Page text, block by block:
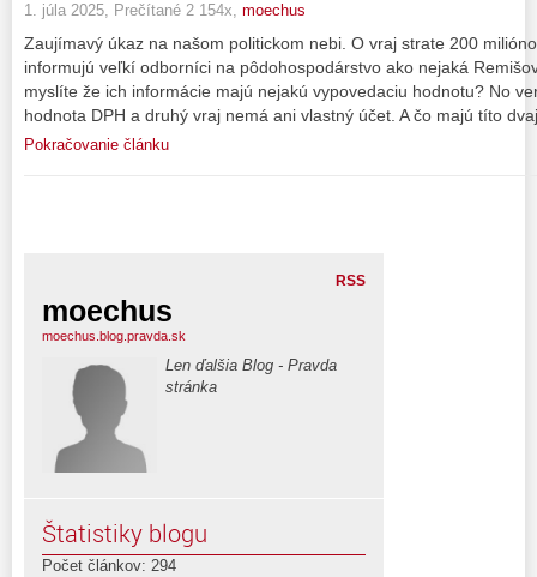
1. júla 2025, Prečítané 2 154x, moechus
Zaujímavý úkaz na našom politickom nebi. O vraj strate 200
informujú veľkí odborníci na pôdohospodárstvo ako nejaká
myslíte že ich informácie majú nejakú vypovedaciu hodnotu? No
hodnota DPH a druhý vraj nemá ani vlastný účet. A čo majú títo
Pokračovanie článku
RSS
moechus
moechus.blog.pravda.sk
Len ďalšia Blog - Pravda
stránka
Štatistiky blogu
Počet článkov: 294